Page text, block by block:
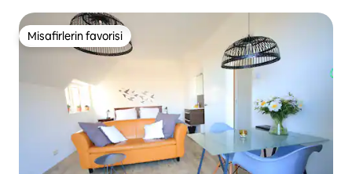
Misafirlerin favorisi
Misafirlerin favorisi